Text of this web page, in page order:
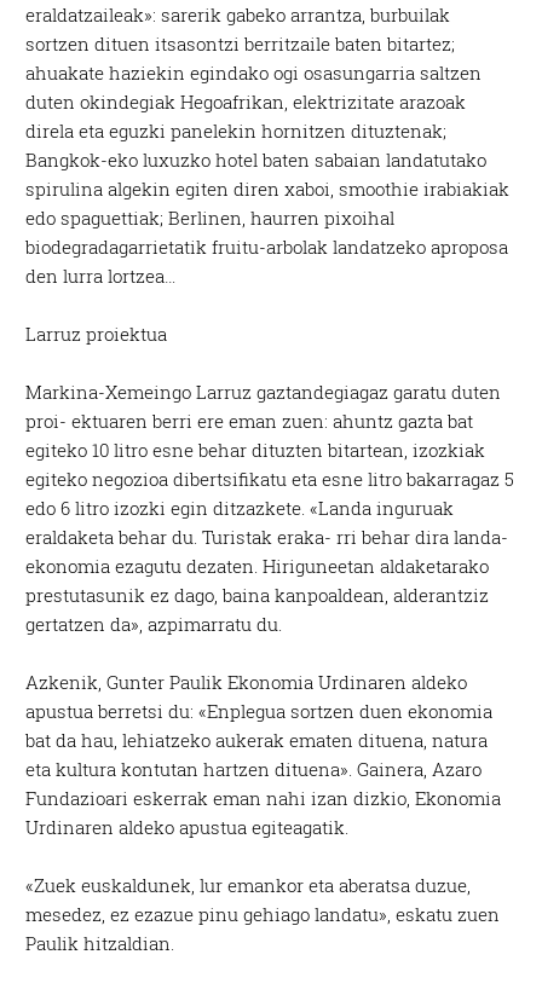
eraldatzaileak»: sarerik gabeko arrantza, burbuilak
sortzen dituen itsasontzi berritzaile baten bitartez;
ahuakate haziekin egindako ogi osasungarria saltzen
duten okindegiak Hegoafrikan, elektrizitate arazoak
direla eta eguzki panelekin hornitzen dituztenak;
Bangkok-eko luxuzko hotel baten sabaian landatutako
spirulina algekin egiten diren xaboi, smoothie irabiakiak
edo spaguettiak; Berlinen, haurren pixoihal
biodegradagarrietatik fruitu-arbolak landatzeko aproposa
den lurra lortzea…
Larruz proiektua
Markina-Xemeingo Larruz gaztandegiagaz garatu duten
proi- ektuaren berri ere eman zuen: ahuntz gazta bat
egiteko 10 litro esne behar dituzten bitartean, izozkiak
egiteko negozioa dibertsifikatu eta esne litro bakarragaz 5
edo 6 litro izozki egin ditzazkete. «Landa inguruak
eraldaketa behar du. Turistak eraka- rri behar dira landa-
ekonomia ezagutu dezaten. Hiriguneetan aldaketarako
prestutasunik ez dago, baina kanpoaldean, alderantziz
gertatzen da», azpimarratu du.
Azkenik, Gunter Paulik Ekonomia Urdinaren aldeko
apustua berretsi du: «Enplegua sortzen duen ekonomia
bat da hau, lehiatzeko aukerak ematen dituena, natura
eta kultura kontutan hartzen dituena». Gainera, Azaro
Fundazioari eskerrak eman nahi izan dizkio, Ekonomia
Urdinaren aldeko apustua egiteagatik.
«Zuek euskaldunek, lur emankor eta aberatsa duzue,
mesedez, ez ezazue pinu gehiago landatu», eskatu zuen
Paulik hitzaldian.